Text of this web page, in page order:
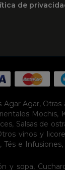
de
Agar Agar, Otras
Mochis,
, Salsas de
vinos y
, Tés e Infusiones,
y sopa,